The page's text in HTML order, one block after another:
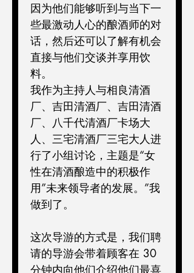
因为他们能够听到与当下一
些最激动人心的酿酒师的对
话，然后还可以了解有机会
直接与他们交谈并享用饮
料。
我作为主持人与相良清酒
厂、吉田清酒厂、吉田清酒
厂、八千代清酒厂卡场大
人、三宅清酒厂三宅大人进
行了小组讨论，主题是“女
性在清酒酿造中的积极作
用”未来领导者的发展。”我
做到了。
这次导游的方式是，我们聘
请的导游会带着顾客在 30
分钟内向他们介绍他们最喜